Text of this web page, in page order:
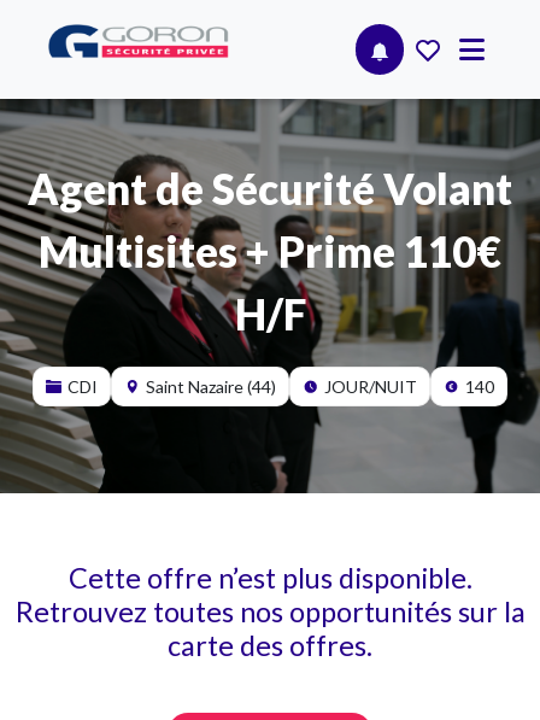
Agent de Sécurité Volant
Multisites + Prime 110€
H/F
CDI Saint Nazaire (44) JOUR/NUIT 140
Cette offre n’est plus disponible.
Retrouvez toutes nos opportunités sur la
carte des offres.